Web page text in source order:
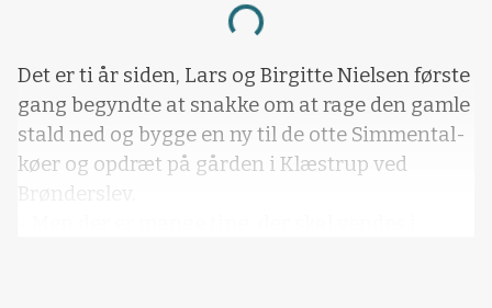
Loading...
Det er ti år siden, Lars og Birgitte Nielsen første
gang begyndte at snakke om at rage den gamle
stald ned og bygge en ny til de otte Simmental-
køer og opdræt på gården i Klæstrup ved
Brønderslev.